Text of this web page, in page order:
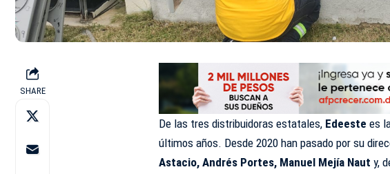
SHARE
De las tres distribuidoras estatales, Edeeste es
últimos años. Desde 2020 han pasado por su
Astacio, Andrés Portes, Manuel Mejía Naut y,